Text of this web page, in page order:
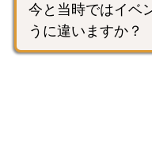
今と当時ではイベ
うに違いますか？